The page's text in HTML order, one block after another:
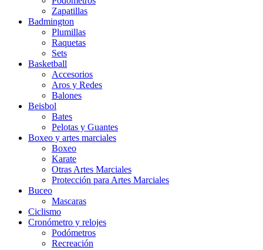
Zapatillas
Badmington
Plumillas
Raquetas
Sets
Basketball
Accesorios
Aros y Redes
Balones
Beisbol
Bates
Pelotas y Guantes
Boxeo y artes marciales
Boxeo
Karate
Otras Artes Marciales
Protección para Artes Marciales
Buceo
Mascaras
Ciclismo
Cronómetro y relojes
Podómetros
Recreación